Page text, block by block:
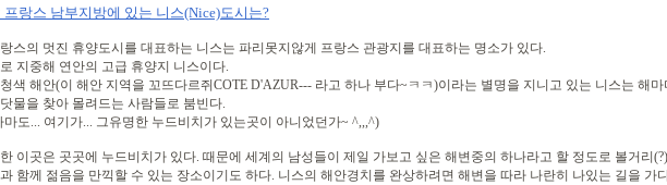
랑스 남부지방에 있는 니스(Nice)도시는?
스의 멋진 휴양도시를 대표하는 니스는 파리못지않게 프랑스 관광지를 대표하는 명소가 있다.
지중해 연안의 고급 휴양지 니스이다.
색 해안(이 해안 지역을 꼬뜨다르쥐COTE D'AZUR--- 라고 하나 부다~ㅋㅋ)이라는 별명을 지니고 있는 니스는 해
물을 찾아 몰려드는 사람들로 붐빈다.
마도... 여기가... 그유명한 누드비치가 있는곳이 아니었던가~ ^,,,^)
이곳은 곳곳에 누드비치가 있다. 때문에 세계의 남성들이 제일 가보고 싶은 해변중의 하나라고 할 정도로 볼거리
함께 젊음을 만끽할 수 있는 장소이기도 하다. 니스의 해안경치를 완상하려면 해변을 따라 나란히 나있는 길을 가